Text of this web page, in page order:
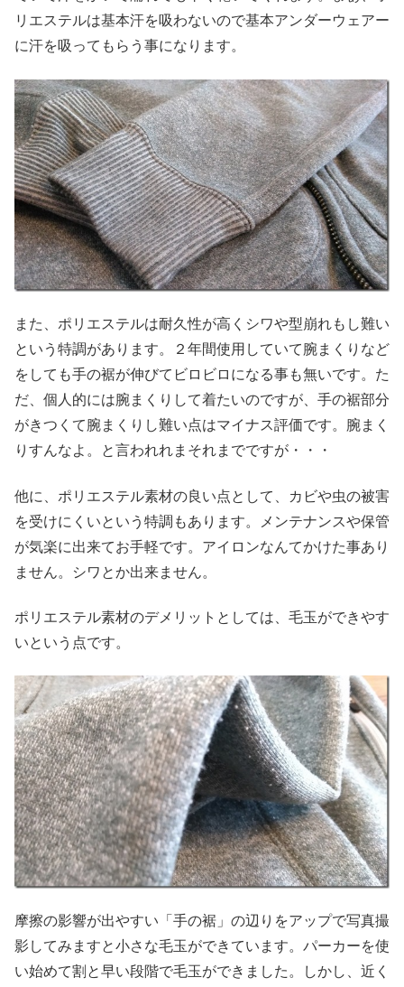
リエステルは基本汗を吸わないので基本アンダーウェアー
に汗を吸ってもらう事になります。
また、ポリエステルは耐久性が高くシワや型崩れもし難い
という特調があります。２年間使用していて腕まくりなど
をしても手の裾が伸びてビロビロになる事も無いです。た
だ、個人的には腕まくりして着たいのですが、手の裾部分
がきつくて腕まくりし難い点はマイナス評価です。腕まく
りすんなよ。と言われれまそれまでですが・・・
他に、ポリエステル素材の良い点として、カビや虫の被害
を受けにくいという特調もあります。メンテナンスや保管
が気楽に出来てお手軽です。アイロンなんてかけた事あり
ません。シワとか出来ません。
ポリエステル素材のデメリットとしては、毛玉ができやす
いという点です。
摩擦の影響が出やすい「手の裾」の辺りをアップで写真撮
影してみますと小さな毛玉ができています。パーカーを使
い始めて割と早い段階で毛玉ができました。しかし、近く